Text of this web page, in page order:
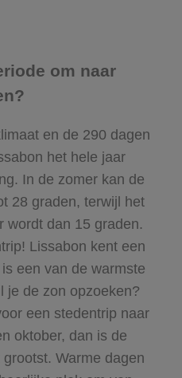
om naar
en de 290 dagen
het hele jaar
In de zomer kan de
28 graden, terwijl het
wordt dan 15 graden.
Lissabon kent een
een van de warmste
je de zon opzoeken?
een stedentrip naar
oktober, dan is de
Warme dagen